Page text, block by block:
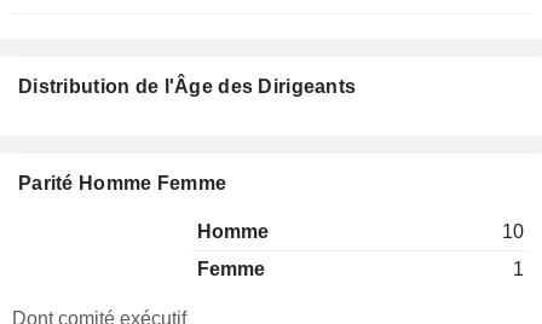
Distribution de l'Âge des Dirigeants
Parité Homme Femme
Homme
10
Femme
1
Dont comité exécutif